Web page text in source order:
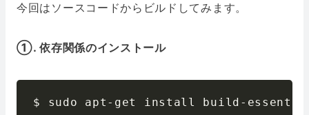
今回はソースコードからビルドしてみます。
①. 依存関係のインストール
$ sudo apt-get install build-essential